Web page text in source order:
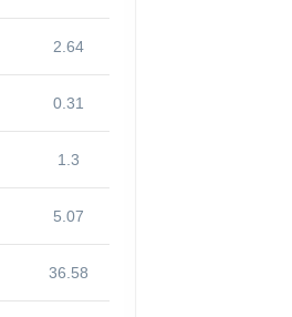
2.64
0.31
1.3
5.07
36.58